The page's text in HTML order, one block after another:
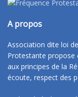
A propos
Association dite loi
Protestante propose
aux principes de la
écoute, respect des